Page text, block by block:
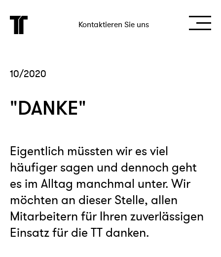
Kontaktieren Sie uns
10/2020
"DANKE"
Eigentlich müssten wir es viel
häufiger sagen und dennoch geht
es im Alltag manchmal unter. Wir
möchten an dieser Stelle, allen
Mitarbeitern für Ihren zuverlässigen
Einsatz für die TT danken.